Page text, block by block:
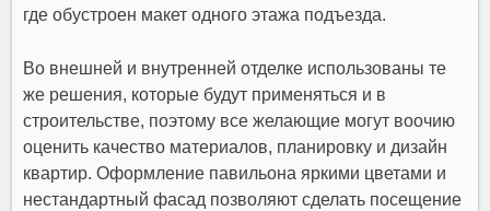
где обустроен макет одного этажа подъезда.
Во внешней и внутренней отделке использованы те
же решения, которые будут применяться и в
строительстве, поэтому все желающие могут воочию
оценить качество материалов, планировку и дизайн
квартир. Оформление павильона яркими цветами и
нестандартный фасад позволяют сделать посещение